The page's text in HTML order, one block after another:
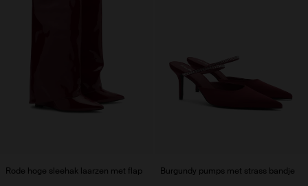
Rode hoge sleehak laarzen met flap Burgundy pumps met strass bandje